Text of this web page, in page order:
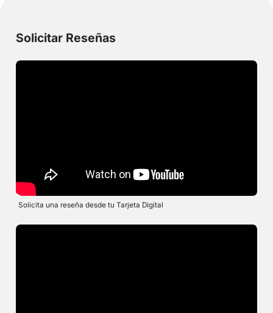
Solicitar Reseñas
Solicita una reseña desde tu Tarjeta Digital